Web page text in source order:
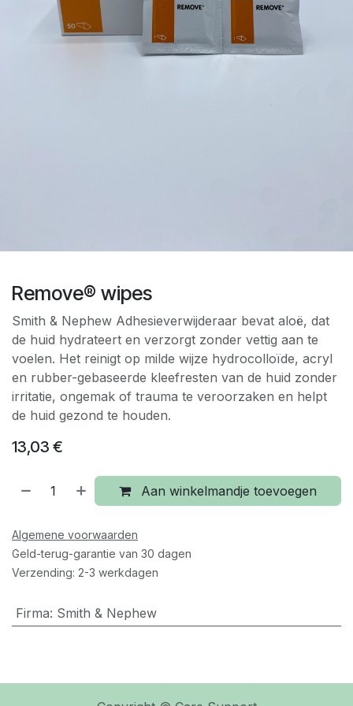
Remove® wipes
Smith & Nephew Adhesieverwijderaar bevat aloë, dat
de huid hydrateert en verzorgt zonder vettig aan te
voelen. Het reinigt op milde wijze hydrocolloïde, acryl
en rubber-gebaseerde kleefresten van de huid zonder
irritatie, ongemak of trauma te veroorzaken en helpt
de huid gezond te houden.
13,03 €
Aan winkelmandje toevoegen
Algemene voorwaarden
Geld-terug-garantie van 30 dagen
Verzending: 2-3 werkdagen
Firma: Smith & Nephew